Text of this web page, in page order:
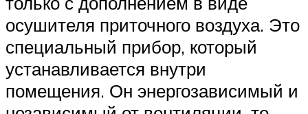
осушителя приточного воздуха. Это
специальный прибор, который
устанавливается внутри
помещения. Он энергозависимый и